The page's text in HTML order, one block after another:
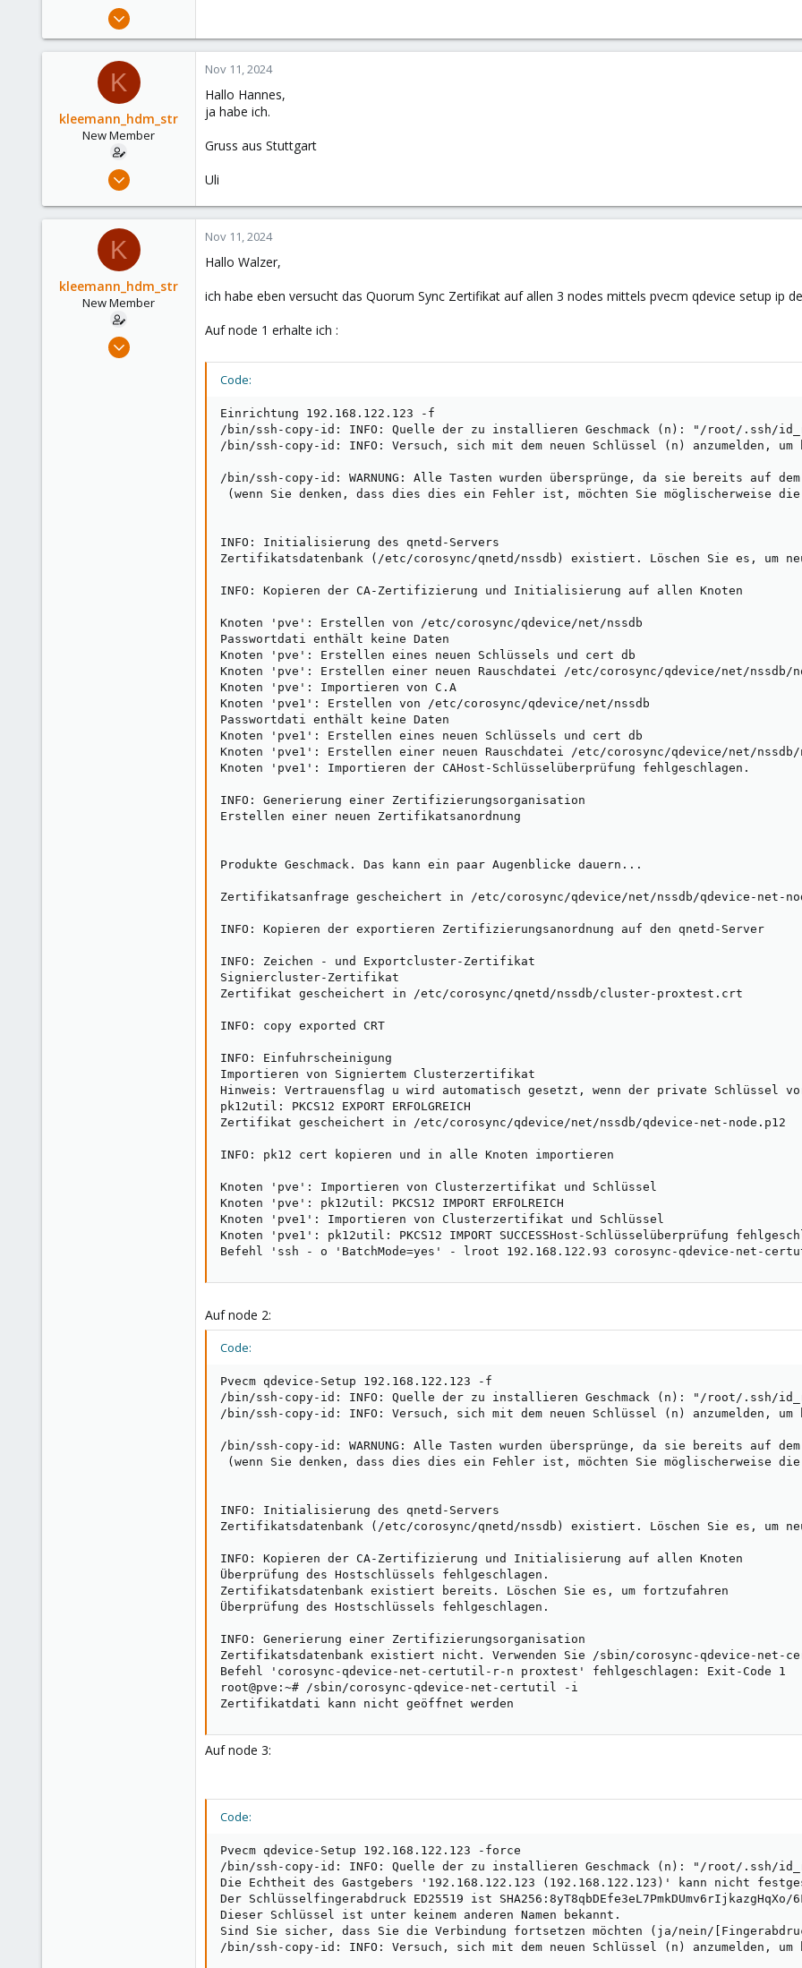
Jul 29, 2024
600
K
kleemann_hdm_str
New Member
Nov 7, 2024
1
Nov 11, 2024
Hallo Hannes,
ja habe ich.
Gruss aus Stuttgart
Uli
K
kleemann_hdm_str
New Member
Nov 7, 2024
Nov 11, 2024
Hallo Walzer,
ich habe eben versucht das Quorum Sync Zertifikat auf allen 3 nodes mittels pvecm qdevice setup ip
Auf node 1 erhalte ich :
Code:
Einrichtung 192.168.122.123 -f
/bin/ssh-copy-id: INFO: Quelle der zu installieren Geschmack (n): "/root/.ssh/
/bin/ssh-copy-id: INFO: Versuch, sich mit dem neuen Schlüssel (n) anzumelden,
/bin/ssh-copy-id: WARNUNG: Alle Tasten wurden übersprünge, da sie bereits auf dem
(wenn Sie denken, dass dies dies ein Fehler ist, möchten Sie möglischerweise
INFO: Initialisierung des qnetd-Servers
Zertifikatsdatenbank (/etc/corosync/qnetd/nssdb) existiert. Löschen Sie es, um
INFO: Kopieren der CA-Zertifizierung und Initialisierung auf allen Knoten
Knoten 'pve': Erstellen von /etc/corosync/qdevice/net/nssdb
Passwortdati enthält keine Daten
Knoten 'pve': Erstellen eines neuen Schlüssels und cert db
Knoten 'pve': Erstellen einer neuen Rauschdatei /etc/corosync/qdevice/net/nssdb/
Knoten 'pve': Importieren von C.A
Knoten 'pve1': Erstellen von /etc/corosync/qdevice/net/nssdb
Passwortdati enthält keine Daten
Knoten 'pve1': Erstellen eines neuen Schlüssels und cert db
Knoten 'pve1': Erstellen einer neuen Rauschdatei /etc/corosync/qdevice/net/
Knoten 'pve1': Importieren der CAHost-Schlüsselüberprüfung fehlgeschlagen.
INFO: Generierung einer Zertifizierungsorganisation
Erstellen einer neuen Zertifikatsanordnung
Produkte Geschmack. Das kann ein paar Augenblicke dauern...
Zertifikatsanfrage gescheichert in /etc/corosync/qdevice/net/nssdb/qdevice-net-
INFO: Kopieren der exportieren Zertifizierungsanordnung auf den qnetd-Server
INFO: Zeichen - und Exportcluster-Zertifikat
Signiercluster-Zertifikat
Zertifikat gescheichert in /etc/corosync/qnetd/nssdb/cluster-proxtest.crt
INFO: copy exported CRT
INFO: Einfuhrscheinigung
Importieren von Signiertem Clusterzertifikat
Hinweis: Vertrauensflag u wird automatisch gesetzt, wenn der private Schlüssel
pk12util: PKCS12 EXPORT ERFOLGREICH
Zertifikat gescheichert in /etc/corosync/qdevice/net/nssdb/qdevice-net-node.p12
INFO: pk12 cert kopieren und in alle Knoten importieren
Knoten 'pve': Importieren von Clusterzertifikat und Schlüssel
Knoten 'pve': pk12util: PKCS12 IMPORT ERFOLREICH
Knoten 'pve1': Importieren von Clusterzertifikat und Schlüssel
Knoten 'pve1': pk12util: PKCS12 IMPORT SUCCESSHost-Schlüsselüberprüfung
Befehl 'ssh - o 'BatchMode=yes' - lroot 192.168.122.93 corosync-qdevice-net-
Auf node 2:
Code:
Pvecm qdevice-Setup 192.168.122.123 -f
/bin/ssh-copy-id: INFO: Quelle der zu installieren Geschmack (n): "/root/.ssh/
/bin/ssh-copy-id: INFO: Versuch, sich mit dem neuen Schlüssel (n) anzumelden,
/bin/ssh-copy-id: WARNUNG: Alle Tasten wurden übersprünge, da sie bereits auf dem
(wenn Sie denken, dass dies dies ein Fehler ist, möchten Sie möglischerweise
INFO: Initialisierung des qnetd-Servers
Zertifikatsdatenbank (/etc/corosync/qnetd/nssdb) existiert. Löschen Sie es, um
INFO: Kopieren der CA-Zertifizierung und Initialisierung auf allen Knoten
Überprüfung des Hostschlüssels fehlgeschlagen.
Zertifikatsdatenbank existiert bereits. Löschen Sie es, um fortzufahren
Überprüfung des Hostschlüssels fehlgeschlagen.
INFO: Generierung einer Zertifizierungsorganisation
Zertifikatsdatenbank existiert nicht. Verwenden Sie /sbin/corosync-qdevice-
Befehl 'corosync-qdevice-net-certutil-r-n proxtest' fehlgeschlagen: Exit-Code 1
root@pve:~# /sbin/corosync-qdevice-net-certutil -i
Zertifikatdati kann nicht geöffnet werden
Auf node 3:
Code:
Pvecm qdevice-Setup 192.168.122.123 -force
/bin/ssh-copy-id: INFO: Quelle der zu installieren Geschmack (n): "/root/.ssh/
Die Echtheit des Gastgebers '192.168.122.123 (192.168.122.123)' kann nicht
Der Schlüsselfingerabdruck ED25519 ist SHA256:8yT8qbDEfe3eL7PmkDUmv6rIjkazgHqXo/
Dieser Schlüssel ist unter keinem anderen Namen bekannt.
Sind Sie sicher, dass Sie die Verbindung fortsetzen möchten (ja/nein/
/bin/ssh-copy-id: INFO: Versuch, sich mit dem neuen Schlüssel (n) anzumelden,